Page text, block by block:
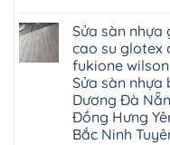
bình
luận
ở
Sàn
gỗ
AURUM
Floor
Báo
giá
Sàn
Sửa sàn
cao su glotex
fukione
Sửa sàn nhựa
Dương Đà
Đồng Hưng
Bắc Ninh